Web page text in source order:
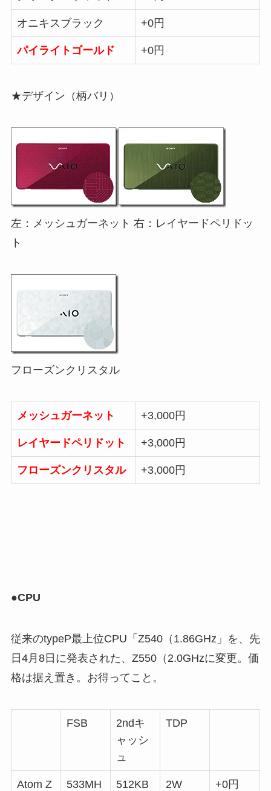
オニキスブラック +0円
パイライトゴールド +0円
★デザイン（柄バリ）
左：メッシュガーネット 右：レイヤードペリドッ
ト
フローズンクリスタル
メッシュガーネット +3,000円
レイヤードペリドット +3,000円
フローズンクリスタル +3,000円
●CPU
従来のtypeP最上位CPU「Z540（1.86GHz」を、先
日4月8日に発表された、Z550（2.0GHzに変更。価
格は据え置き。お得ってこと。
FSB
2ndキ
ャッシ
ュ
TDP
Atom Z
533MH
512KB 2W +0円